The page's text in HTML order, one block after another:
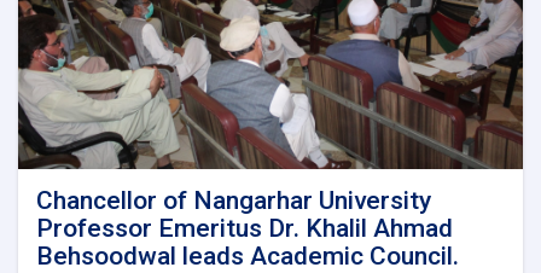
Chancellor of Nangarhar University
Professor Emeritus Dr. Khalil Ahmad
Behsoodwal leads Academic Council.